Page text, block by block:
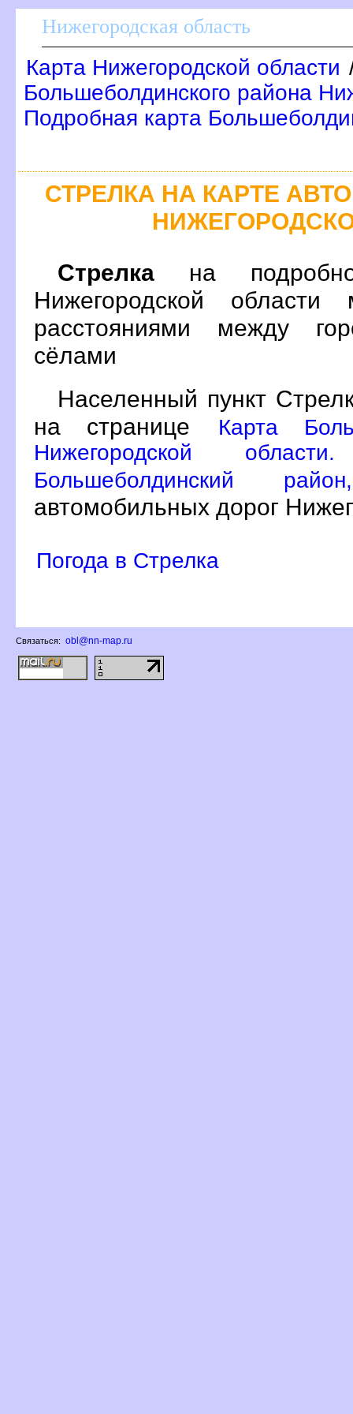
Нижегородская область
Карта Нижегородской области
Большеболдинского района
Подробная карта
СТРЕЛКА НА КАРТЕ
Стрелка на
Нижегородской
расстояниями между
сёлами
Населенный пункт
на странице
Карта
Нижегородской
Большеболдинский
автомобильных дорог
Погода в Стрелка
Связаться: obl@nn-map.ru